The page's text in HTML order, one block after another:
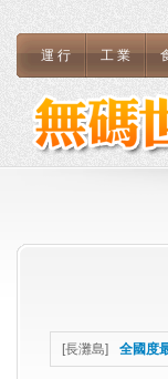
運行 工業
[長灘島] 全國度